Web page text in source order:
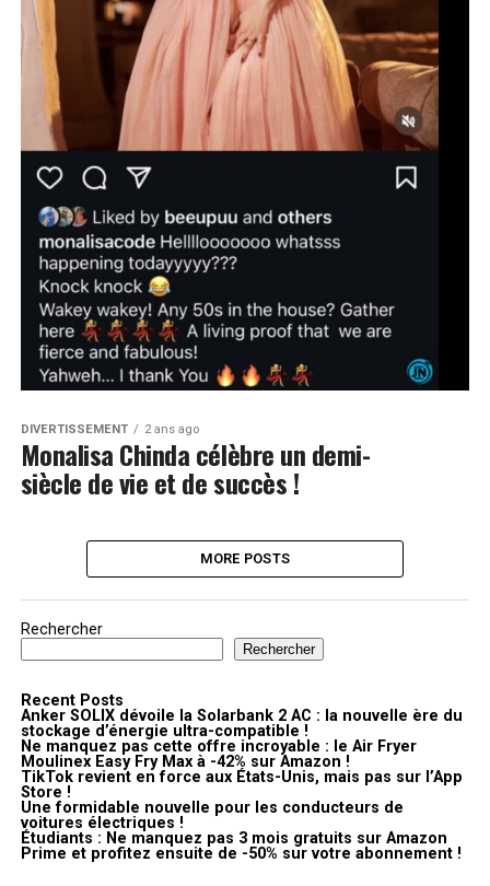
DIVERTISSEMENT 2 ans ago
Monalisa Chinda célèbre un demi-
siècle de vie et de succès !
MORE POSTS
Rechercher
Rechercher
Recent Posts
Anker SOLIX dévoile la Solarbank 2 AC : la nouvelle ère du
stockage d’énergie ultra-compatible !
Ne manquez pas cette offre incroyable : le Air Fryer
Moulinex Easy Fry Max à -42% sur Amazon !
TikTok revient en force aux États-Unis, mais pas sur l’App
Store !
Une formidable nouvelle pour les conducteurs de
voitures électriques !
Étudiants : Ne manquez pas 3 mois gratuits sur Amazon
Prime et profitez ensuite de -50% sur votre abonnement !